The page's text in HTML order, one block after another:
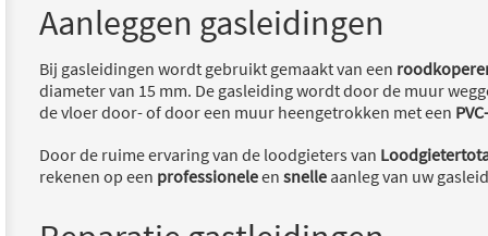
Aanleggen gasleidingen
Bij gasleidingen wordt gebruikt gemaakt van een
diameter van 15 mm. De gasleiding wordt door de muur
de vloer door- of door een muur heengetrokken met een
Door de ruime ervaring van de loodgieters van
rekenen op een professioneleen snelle aanleg van uw